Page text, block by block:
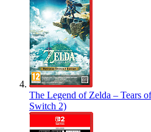
The Legend of Zelda – Tears
Switch 2)